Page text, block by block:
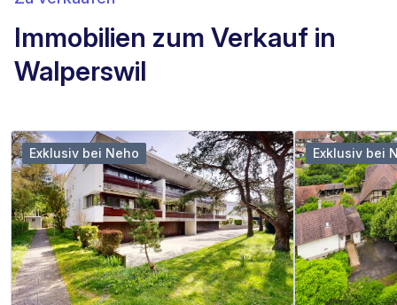
Immobilien zum Verkauf in
Walperswil
Exklusiv bei Neho Exklusiv bei